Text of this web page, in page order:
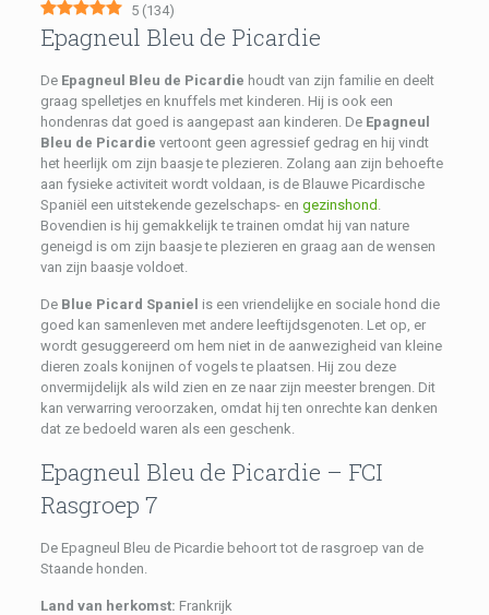
5 (134)
Epagneul Bleu de Picardie
De Epagneul Bleu de Picardie houdt van zijn familie en deelt
graag spelletjes en knuffels met kinderen. Hij is ook een
hondenras dat goed is aangepast aan kinderen. De Epagneul
Bleu de Picardie vertoont geen agressief gedrag en hij vindt
het heerlijk om zijn baasje te plezieren. Zolang aan zijn behoefte
aan fysieke activiteit wordt voldaan, is de Blauwe Picardische
Spaniël een uitstekende gezelschaps- en gezinshond
Bovendien is hij gemakkelijk te trainen omdat hij van nature
geneigd is om zijn baasje te plezieren en graag aan de wensen
van zijn baasje voldoet.
De Blue Picard Spaniel is een vriendelijke en sociale hond die
goed kan samenleven met andere leeftijdsgenoten. Let op, er
wordt gesuggereerd om hem niet in de aanwezigheid van kleine
dieren zoals konijnen of vogels te plaatsen. Hij zou deze
onvermijdelijk als wild zien en ze naar zijn meester brengen. Dit
kan verwarring veroorzaken, omdat hij ten onrechte kan denken
dat ze bedoeld waren als een geschenk.
Epagneul Bleu de Picardie – FCI
Rasgroep 7
De Epagneul Bleu de Picardie behoort tot de rasgroep van de
Staande honden.
Land van herkomst: Frankrijk